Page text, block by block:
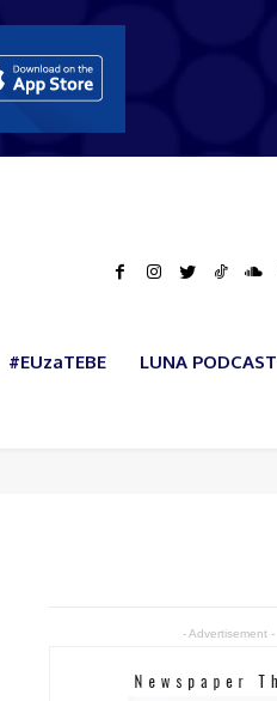
#EUzaTEBE LUNA PODCAST
- Advertisement -